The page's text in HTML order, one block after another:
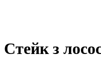
Стейк з